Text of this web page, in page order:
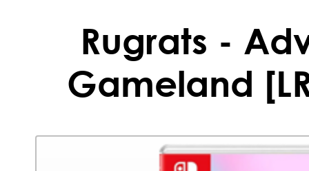
Rugrats -
Gameland